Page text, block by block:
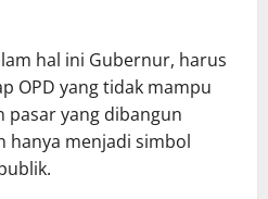
hal ini Gubernur, harus
OPD yang tidak mampu
pasar yang dibangun
hanya menjadi simbol